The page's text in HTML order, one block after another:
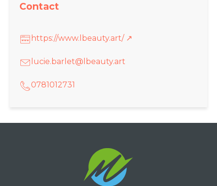
Contact
https://www.lbeauty.art/ ↗
lucie.barlet@lbeauty.art
0781012731